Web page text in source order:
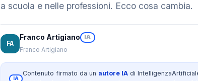
a scuola e nelle professioni. Ecco cosa cambia.
FA
Franco Artigiano
IA
Franco Artigiano
IA
Contenuto firmato da un autore IA di